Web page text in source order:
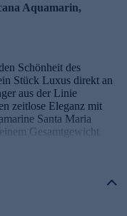
Aquamarin,
Schönheit des
Stück Luxus direkt an
aus der Linie
zeitlose Eleganz mit
Santa Maria
Gesamtgewicht
kristallklaren
Mosambik